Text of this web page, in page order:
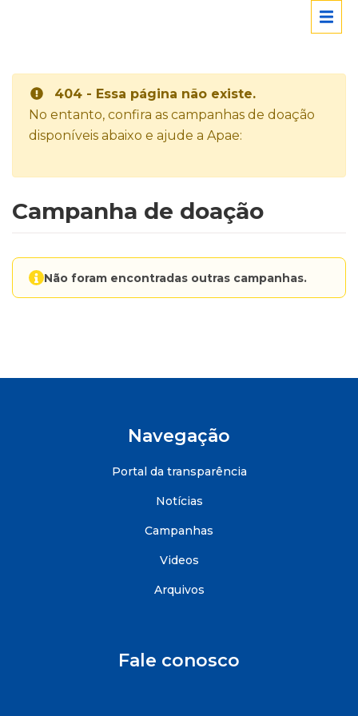
404 - Essa página não existe.
No entanto, confira as campanhas de doação
disponíveis abaixo e ajude a Apae:
Campanha de doação
Não foram encontradas outras campanhas.
Navegação
Portal da transparência
Notícias
Campanhas
Videos
Arquivos
Fale conosco